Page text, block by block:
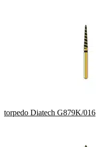
torpedo Diatech G879K/016